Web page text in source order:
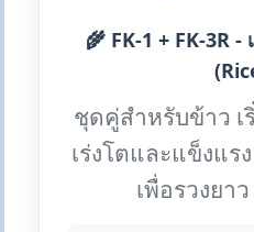
🌾 FK-1 + FK-3R
ชุดคู่สำหรับข้าว เ
เร่งโตและแข็งแร
เพื่อรวงยา